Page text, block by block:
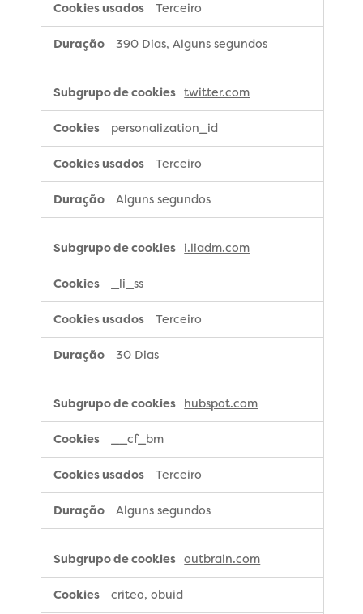
Terceiro
390 Dias, Alguns segundos
twitter.com
personalization_id
Terceiro
Alguns segundos
i.liadm.com
_li_ss
Terceiro
30 Dias
hubspot.com
__cf_bm
Terceiro
Alguns segundos
outbrain.com
criteo, obuid